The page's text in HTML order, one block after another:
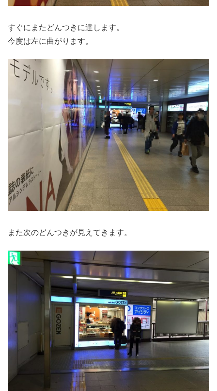
すぐにまたどんつきに達します。
今度は左に曲がります。
また次のどんつきが見えてきます。